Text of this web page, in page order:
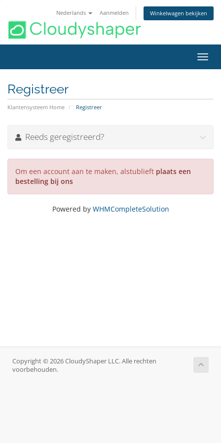
Nederlands Aanmelden Winkelwagen bekijken
in-/
Registreer
Klantensysteem Home Registreer
Reeds geregistreerd?
Om een account aan te maken, alstublieft plaats een
bestelling bij ons
Powered by WHMCompleteSolution
Copyright © 2026 CloudyShaper LLC. Alle rechten
voorbehouden.